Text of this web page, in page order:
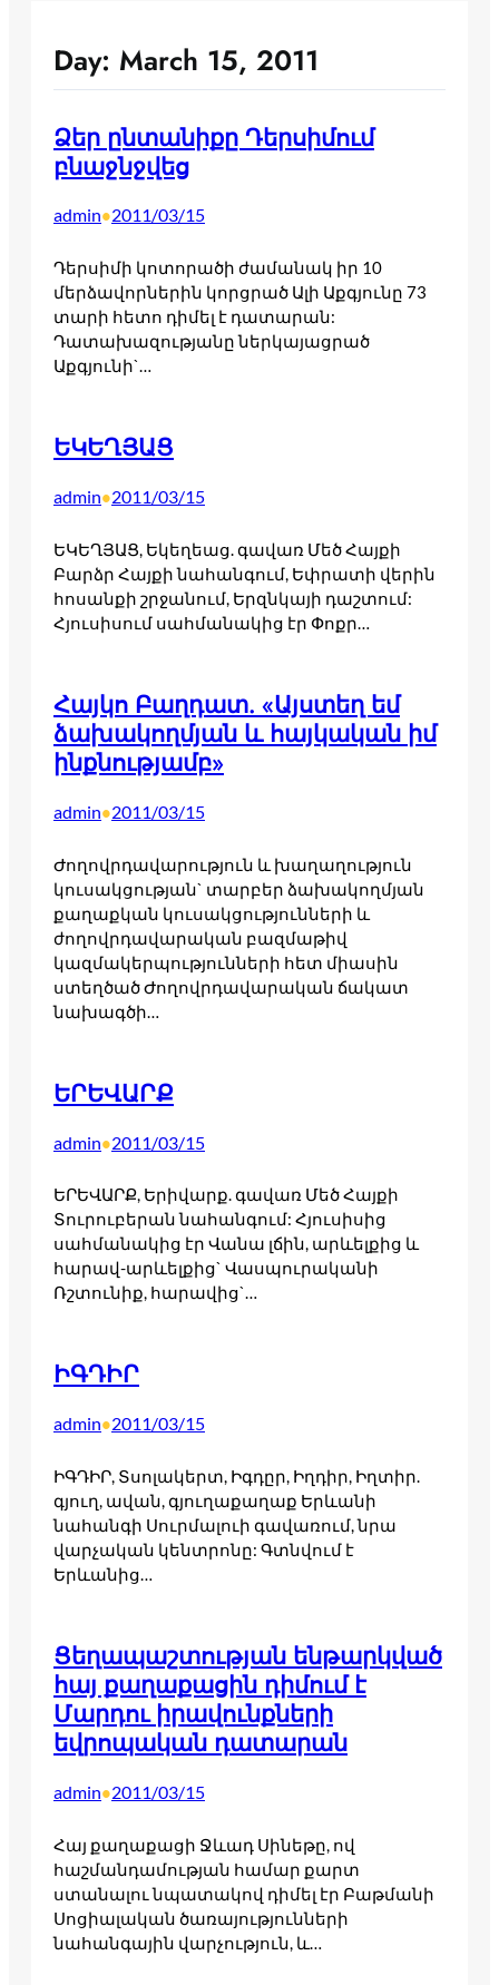
Day: March 15, 2011
Ձեր ընտանիքը Դերսիմում
բնաջնջվեց
admin•2011/03/15
Դերսիմի կոտորածի ժամանակ իր 10
մերձավորներին կորցրած Ալի Աքգյունը 73
տարի հետո դիմել է դատարան:
Դատախազությանը ներկայացրած
Աքգյունի`…
ԵԿԵՂՅԱՑ
admin•2011/03/15
ԵԿԵՂՅԱՑ, Եկեղեաց. գավառ Մեծ Հայքի
Բարձր Հայքի նահանգում, Եփրատի վերին
հոսանքի շրջանում, Երզնկայի դաշտում:
Հյուսիսում սահմանակից էր Փոքր…
Հայկո Բաղդատ. «Այստեղ եմ
ձախակողմյան և հայկական իմ
ինքնությամբ»
admin•2011/03/15
Ժողովրդավարություն և խաղաղություն
կուսակցության` տարբեր ձախակողմյան
քաղաքկան կուսակցությունների և
ժողովրդավարական բազմաթիվ
կազմակերպությունների հետ միասին
ստեղծած Ժողովրդավարական ճակատ
նախագծի…
ԵՐԵՎԱՐՔ
admin•2011/03/15
ԵՐԵՎԱՐՔ, Երիվարք. գավառ Մեծ Հայքի
Տուրուբերան նահանգում: Հյուսիսից
սահմանակից էր Վանա լճին, արևելքից և
հարավ-արևելքից` Վասպուրականի
Ռշտունիք, հարավից`…
ԻԳԴԻՐ
admin•2011/03/15
ԻԳԴԻՐ, Տսոլակերտ, Իգդըր, Իղդիր, Իղտիր.
գյուղ, ավան, գյուղաքաղաք Երևանի
նահանգի Սուրմալուի գավառում, նրա
վարչական կենտրոնը: Գտնվում է
Երևանից…
Ցեղապաշտության ենթարկված
հայ քաղաքացին դիմում է
Մարդու իրավունքների
եվրոպական դատարան
admin•2011/03/15
Հայ քաղաքացի Ջևադ Սինեթը, ով
հաշմանդամության համար քարտ
ստանալու նպատակով դիմել էր Բաթմանի
Սոցիալական ծառայությունների
նահանգային վարչություն, և…